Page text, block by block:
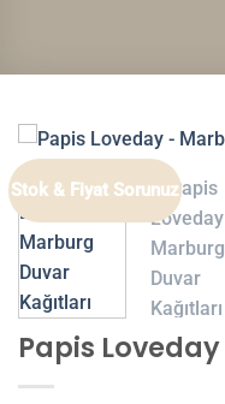
Stok & Fiyat Sorunuz
Papis